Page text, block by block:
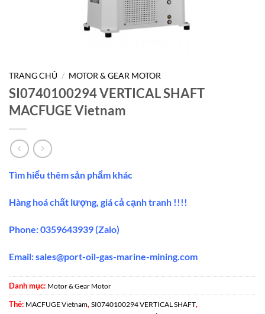
TRANG CHỦ / MOTOR & GEAR MOTOR
SI0740100294 VERTICAL SHAFT
MACFUGE Vietnam
Tìm hiểu thêm sản phẩm khác
Hàng hoá chất lượng, giá cả cạnh tranh !!!!
Phone: 0359643939 (Zalo)
Email:sales@port-oil-gas-marine-mining.com
Danh mục: Motor & Gear Motor
Thẻ: MACFUGE Vietnam, SI0740100294 VERTICAL SHAFT,